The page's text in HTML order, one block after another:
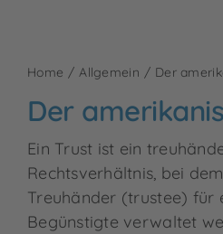
Home Allgemein Der
Der
Ein Trust ist ein
Rechtsverhältnis, bei
Treuhänder (trustee) für
Begünstigte verwaltet